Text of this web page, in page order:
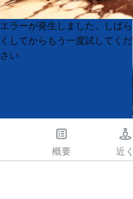
Product
List
Product
List
エラーが発生しました。しばら
くしてからもう一度試してくだ
さい
概要 近く